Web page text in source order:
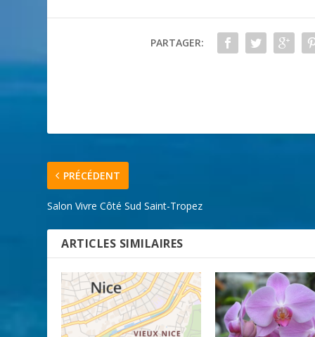
PARTAGER:
PRÉCÉDENT
Salon Vivre Côté Sud Saint-Tropez
ARTICLES SIMILAIRES